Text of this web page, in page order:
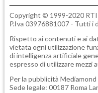
Copyright © 1999-2020 RTI
P.Iva 03976881007 - Tutti i
Rispetto ai contenuti e ai
vietata ogni utilizzazione
di intelligenza artificiale
espresso di utilizzare mezzi
Per la pubblicità Mediamond
Sede legale: 00187 Roma